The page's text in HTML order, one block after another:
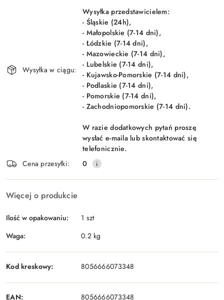
Wyślij
Wysyłka w ciągu:
Wysyłka przedstawicielem:
- Śląskie (24h),
- Małopolskie (7-14 dni),
- Łódzkie (7-14 dni),
- Mazowieckie (7-14 dni),
- Lubelskie (7-14 dni),
- Kujawsko-Pomorskie (7-14 dni),
- Podlaskie (7-14 dni),
- Pomorskie (7-14 dni),
- Zachodniopomorskie (7-14 dni).
W razie dodatkowych pytań proszę
wysłać e-maila lub skontaktować się
telefonicznie.
Cena przesyłki:
0
Więcej o produkcie
Ilość w opakowaniu:
1 szt
Waga:
0.2 kg
Kod kreskowy: 8056666073348
EAN: 8056666073348